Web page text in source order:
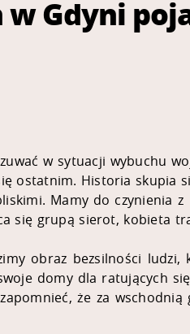
Gdyni
w sytuacji wybuchu
ostatnim. Historia skupia
Mamy do czynienia
się grupą sierot, kobieta
obraz bezsilności
domy dla ratujących
że za wschodnią